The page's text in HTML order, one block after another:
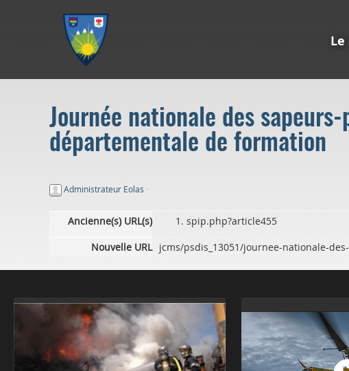
Le
Journée nationale des
départementale de formation
Administrateur Eolas ·
Ancienne(s) URL(s)
spip.php?article455
Nouvelle URL jcms/psdis_13051/journee-nationale-